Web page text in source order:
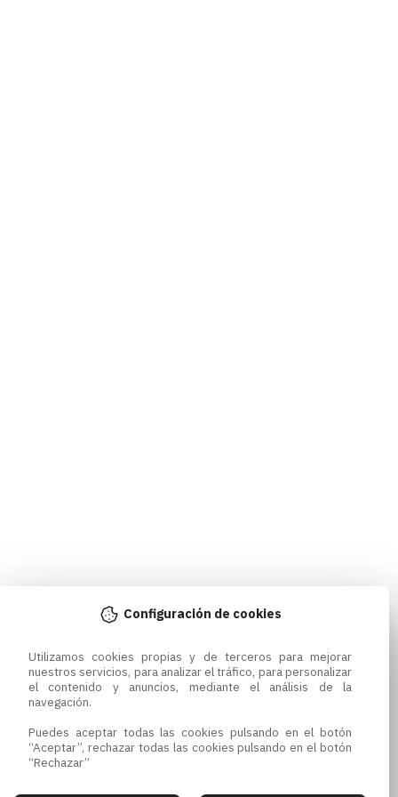
Configuración de cookies
Utilizamos cookies propias y de terceros para mejorar
nuestros servicios, para analizar el tráfico, para personalizar
el contenido y anuncios, mediante el análisis de la
navegación.
Puedes aceptar todas las cookies pulsando en el botón
“Aceptar”, rechazar todas las cookies pulsando en el botón
“Rechazar”